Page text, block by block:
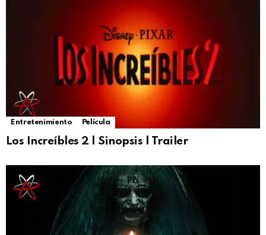
Entretenimiento Película
Los Increíbles 2 | Sinopsis | Trailer